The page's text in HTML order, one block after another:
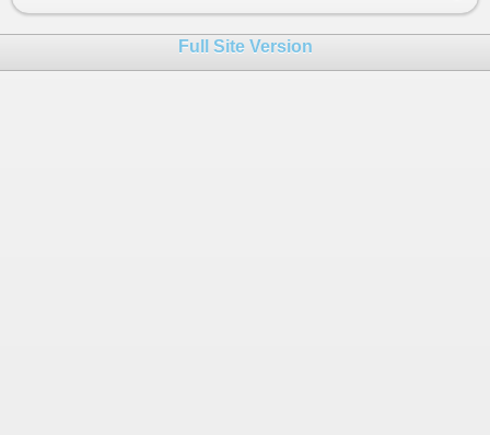
26
Full Site Version